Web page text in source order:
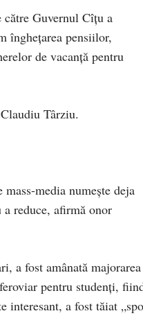
Guvernul Cîțu a
înghețarea pensiilor,
de vacanță pentru
Târziu.
media numește deja
a reduce, afirmă onor
a fost amânată majorarea
pentru studenți,
interesant, a fost tăiat